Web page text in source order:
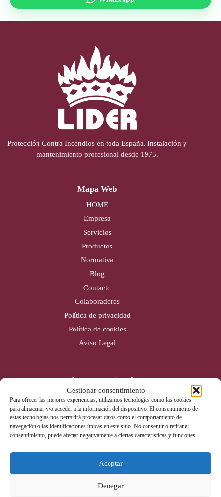
Gestionar consentimiento
Para ofrecer las mejores experiencias, utilizamos tecnologías como las cookies
para almacenar y/o acceder a la información del dispositivo. El consentimiento de
estas tecnologías nos permitirá procesar datos como el comportamiento de
navegación o las identificaciones únicas en este sitio. No consentir o retirar el
consentimiento, puede afectar negativamente a ciertas características y funciones.
Aceptar
Denegar
Protección Contra Incendios en toda España. Instalación y
mantenimiento profesional desde 1975.
Mapa Web
HOME
Empresa
Servicios
Productos
Normativa
Blog
Contacto
Colaboradores
Política de privacidad
Política de cookies
Aviso Legal
Cobertura nacional
Alicante (Sede)
Valencia
Gijón
Badajoz
Contacto
Tel: 965 670 142